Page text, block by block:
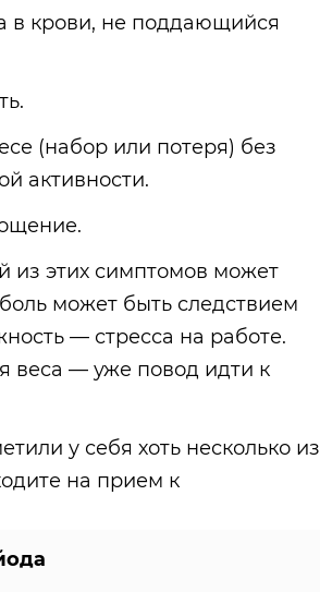
в крови, не поддающийся
(набор или потеря) без
активности.
из этих симптомов может
может быть следствием
— стресса на работе.
веса — уже повод идти к
у себя хоть несколько из
на прием к